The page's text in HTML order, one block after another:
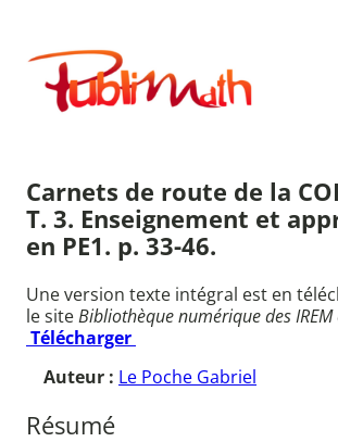
contenu
Publimath
Carnets de route de la
T. 3. Enseignement et
en PE1. p. 33-46.
Une version texte intégral est en
le siteBibliothèque numérique des IREM
Télécharger
Auteur : Le Poche Gabriel
Résumé